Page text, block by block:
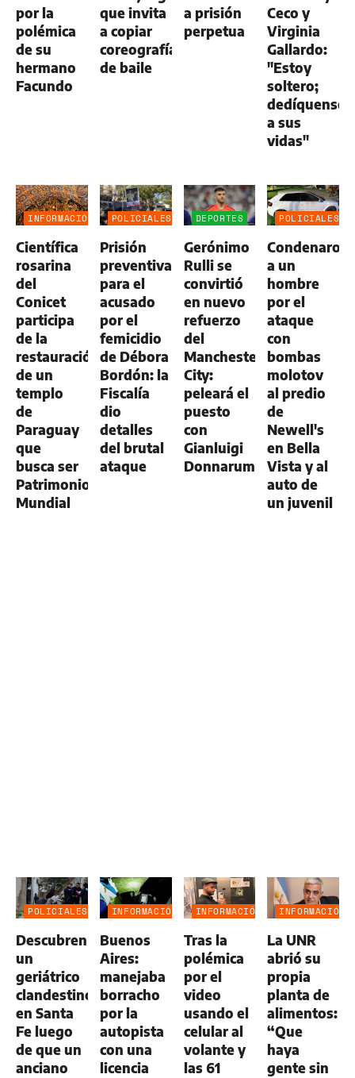
por la
polémica
de su
hermano
Facundo
que invita
a copiar
coreografías
de baile
a prisión
perpetua
Ceco y
Virginia
Gallardo:
"Estoy
soltero;
dedíquense
a sus
vidas"
INFORMACIÓN
Científica
rosarina
del
Conicet
participa
de la
restauración
de un
templo
de
Paraguay
que
busca ser
Patrimonio
Mundial
POLICIALES
Prisión
preventiva
para el
acusado
por el
femicidio
de Débora
Bordón: la
Fiscalía
dio
detalles
del brutal
ataque
DEPORTES
Gerónimo
Rulli se
convirtió
en nuevo
refuerzo
del
Manchester
City:
peleará el
puesto
con
Gianluigi
Donnarumma
POLICIALES
Condenaron
a un
hombre
por el
ataque
con
bombas
molotov
al predio
de
Newell's
en Bella
Vista y al
auto de
un juvenil
POLICIALES
Descubren
un
geriátrico
clandestino
en Santa
Fe luego
de que un
anciano
INFORMACIÓN
Buenos
Aires:
manejaba
borracho
por la
autopista
con una
licencia
INFORMACIÓN
Tras la
polémica
por el
video
usando el
celular al
volante y
las 61
INFORMACIÓN
La UNR
abrió su
propia
planta de
alimentos:
“Que
haya
gente sin